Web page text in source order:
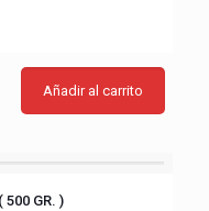
Añadir al carrito
500 GR. )